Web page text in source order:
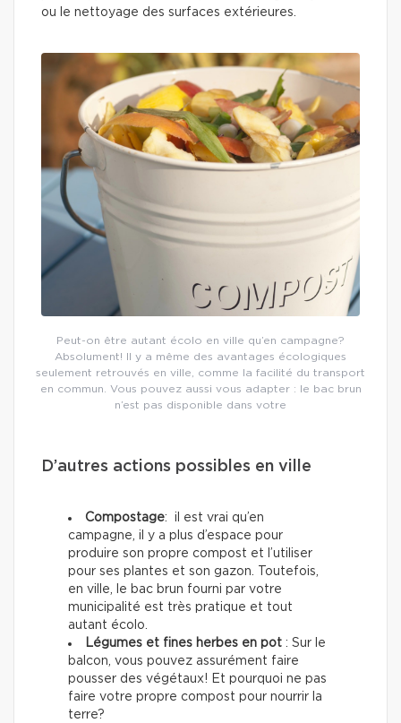
ou le nettoyage des surfaces extérieures.
Peut-on être autant écolo en ville qu’en campagne?
Absolument! Il y a même des avantages écologiques
seulement retrouvés en ville, comme la facilité du transport
en commun. Vous pouvez aussi vous adapter : le bac brun
n’est pas disponible dans votre
D’autres actions possibles en ville
Compostage: il est vrai qu’en
campagne, il y a plus d’espace pour
produire son propre compost et l’utiliser
pour ses plantes et son gazon. Toutefois,
en ville, le bac brun fourni par votre
municipalité est très pratique et tout
autant écolo.
Légumes et fines herbes en pot : Sur le
balcon, vous pouvez assurément faire
pousser des végétaux! Et pourquoi ne pas
faire votre propre compost pour nourrir la
terre?